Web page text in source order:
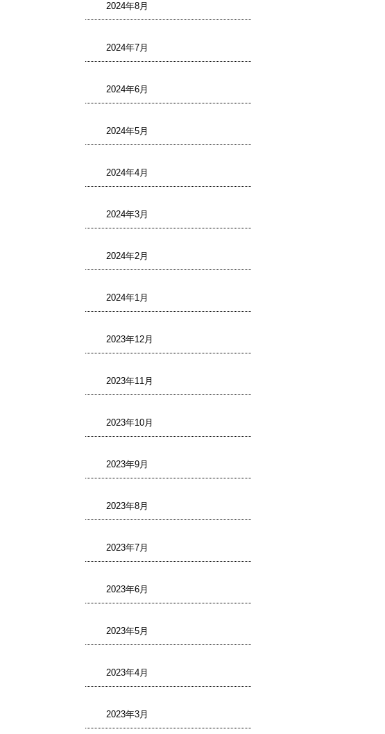
2024年8月
2024年7月
2024年6月
2024年5月
2024年4月
2024年3月
2024年2月
2024年1月
2023年12月
2023年11月
2023年10月
2023年9月
2023年8月
2023年7月
2023年6月
2023年5月
2023年4月
2023年3月